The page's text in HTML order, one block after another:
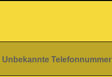
Unbekannte Telefonnummer